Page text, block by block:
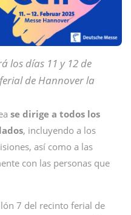
los días 11 y 12 de
de Hannover la
se dirige a todos los
, incluyendo a los
así como a las
con las personas que
7 del recinto ferial de